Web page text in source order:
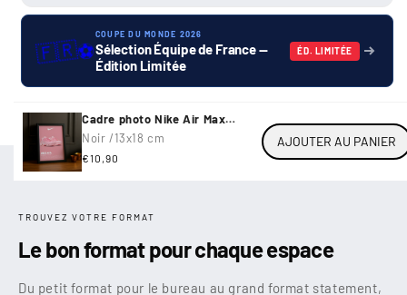
🇫🇷⚽
COUPE DU MONDE 2026
Sélection Équipe de France —
Édition Limitée
ÉD. LIMITÉE
Cadre photo Nike Air Max
Plus...
Noir /13x18 cm
Prix
€10,90
AJOUTER AU PANIER
TROUVEZ VOTRE FORMAT
Le bon format pour chaque espace
Du petit format pour le bureau au grand format statement,